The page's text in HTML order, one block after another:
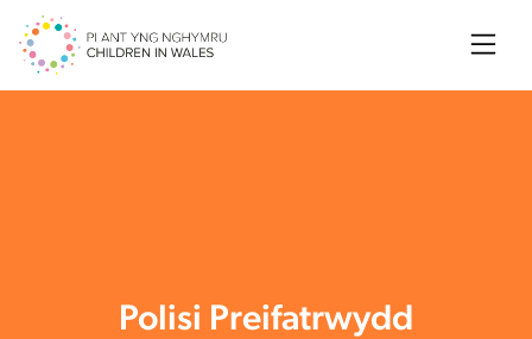
Search
Polisi Preifatrwydd